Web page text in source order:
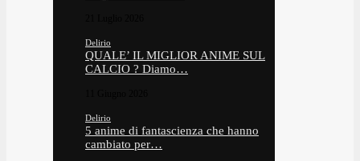
Delirio
QUALE’ IL MIGLIOR ANIME SUL
CALCIO ? Diamo…
Delirio
5 anime di fantascienza che hanno
cambiato per…